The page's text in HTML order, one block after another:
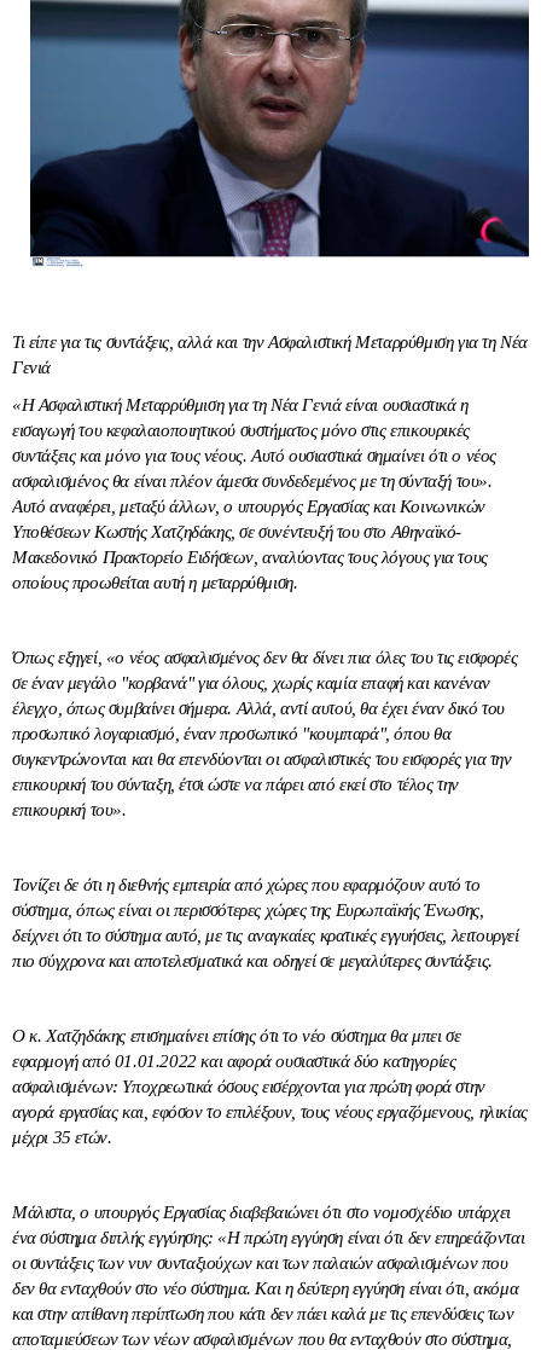
Τι είπε για τις συντάξεις, αλλά και την Ασφαλιστική Μεταρρύθμιση για τη Νέα
Γενιά
«Η Ασφαλιστική Μεταρρύθμιση για τη Νέα Γενιά είναι ουσιαστικά η
εισαγωγή του κεφαλαιοποιητικού συστήματος μόνο στις επικουρικές
συντάξεις και μόνο για τους νέους. Αυτό ουσιαστικά σημαίνει ότι ο νέος
ασφαλισμένος θα είναι πλέον άμεσα συνδεδεμένος με τη σύνταξή του».
Αυτό αναφέρει, μεταξύ άλλων, ο υπουργός Εργασίας και Κοινωνικών
Υποθέσεων Κωστής Χατζηδάκης, σε συνέντευξή του στο Αθηναϊκό-
Μακεδονικό Πρακτορείο Ειδήσεων, αναλύοντας τους λόγους για τους
οποίους προωθείται αυτή η μεταρρύθμιση.
Όπως εξηγεί, «ο νέος ασφαλισμένος δεν θα δίνει πια όλες του τις εισφορές
σε έναν μεγάλο "κορβανά" για όλους, χωρίς καμία επαφή και κανέναν
έλεγχο, όπως συμβαίνει σήμερα. Αλλά, αντί αυτού, θα έχει έναν δικό του
προσωπικό λογαριασμό, έναν προσωπικό "κουμπαρά", όπου θα
συγκεντρώνονται και θα επενδύονται οι ασφαλιστικές του εισφορές για την
επικουρική του σύνταξη, έτσι ώστε να πάρει από εκεί στο τέλος την
επικουρική του».
Τονίζει δε ότι η διεθνής εμπειρία από χώρες που εφαρμόζουν αυτό το
σύστημα, όπως είναι οι περισσότερες χώρες της Ευρωπαϊκής Ένωσης,
δείχνει ότι το σύστημα αυτό, με τις αναγκαίες κρατικές εγγυήσεις, λειτουργεί
πιο σύγχρονα και αποτελεσματικά και οδηγεί σε μεγαλύτερες συντάξεις.
Ο κ. Χατζηδάκης επισημαίνει επίσης ότι το νέο σύστημα θα μπει σε
εφαρμογή από 01.01.2022 και αφορά ουσιαστικά δύο κατηγορίες
ασφαλισμένων: Υποχρεωτικά όσους εισέρχονται για πρώτη φορά στην
αγορά εργασίας και, εφόσον το επιλέξουν, τους νέους εργαζόμενους, ηλικίας
μέχρι 35 ετών.
Μάλιστα, ο υπουργός Εργασίας διαβεβαιώνει ότι στο νομοσχέδιο υπάρχει
ένα σύστημα διπλής εγγύησης: «Η πρώτη εγγύηση είναι ότι δεν επηρεάζονται
οι συντάξεις των νυν συνταξιούχων και των παλαιών ασφαλισμένων που
δεν θα ενταχθούν στο νέο σύστημα. Και η δεύτερη εγγύηση είναι ότι, ακόμα
και στην απίθανη περίπτωση που κάτι δεν πάει καλά με τις επενδύσεις των
αποταμιεύσεων των νέων ασφαλισμένων που θα ενταχθούν στο σύστημα,